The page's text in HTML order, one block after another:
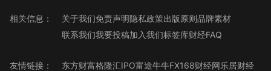
相关信息： 关于我们免责声明隐私政策出版原则品牌素材
联系我们我要投稿加入我们标签库财经FAQ
友情链接： 东方财富格隆汇IPO富途牛牛FX168财经网乐居财经